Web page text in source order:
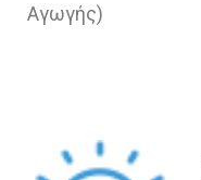
Αγωγής)